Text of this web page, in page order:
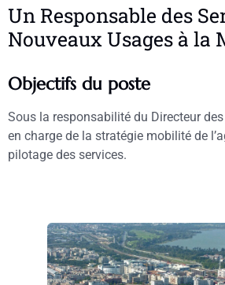
Un Responsable des
Nouveaux Usages à la
Objectifs du poste
Sous la responsabilité du Directeur
en charge de la stratégie mobilité de
pilotage des services.